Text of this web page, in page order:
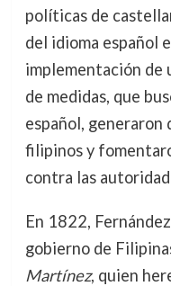
políticas de
del idioma español
implementación de
de medidas, que
español,
filipinos y
contra las
En 1822,
gobierno de
Martínez, quien